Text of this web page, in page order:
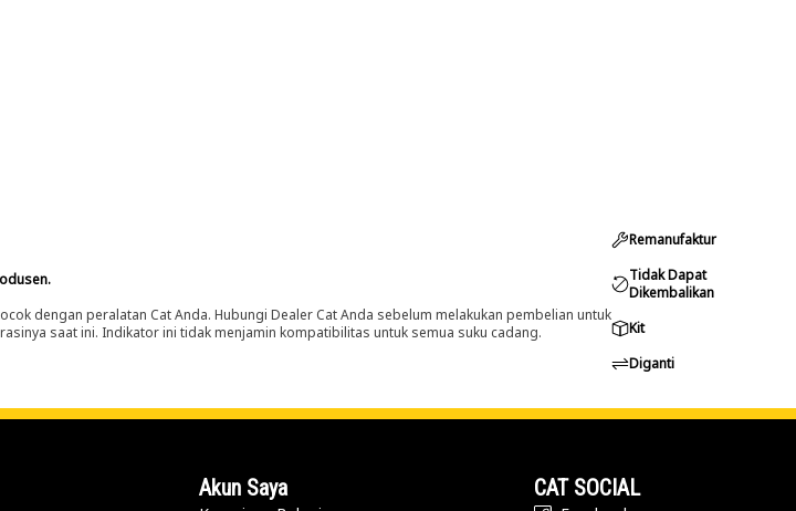
dengan peralatan Cat Anda. Hubungi Dealer Cat Anda sebelum melakukan pembelian untuk
saat ini. Indikator ini tidak menjamin kompatibilitas untuk semua suku cadang.
Remanufaktur
Tidak Dapat
Dikembalikan
Kit
Diganti
Akun Saya CAT SOCIAL